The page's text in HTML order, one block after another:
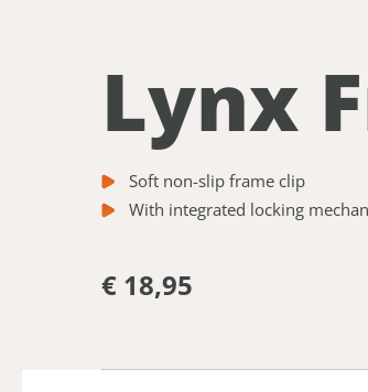
Lynx
Soft non-slip frame clip
With integrated locking
€ 18,95